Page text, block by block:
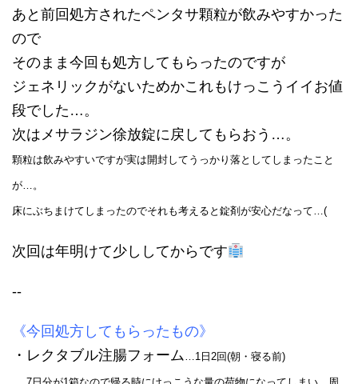
あと前回処方されたペンタサ顆粒が飲みやすかった
ので
そのまま今回も処方してもらったのですが
ジェネリックがないためかこれもけっこうイイお値
段でした…。
次はメサラジン徐放錠に戻してもらおう…。
顆粒は飲みやすいですが実は開封してうっかり落としてしまったこと
が…。
床にぶちまけてしまったのでそれも考えると錠剤が安心だなって…(
次回は年明けて少ししてからです
--
《今回処方してもらったもの》
・レクタブル注腸フォーム…1日2回(朝・寝る前)